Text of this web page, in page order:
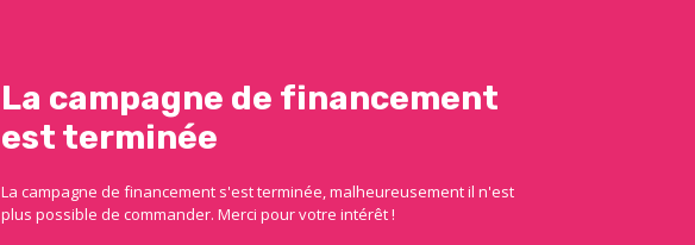
La campagne de financement
est terminée
La campagne de financement s'est terminée, malheureusement il n'est
plus possible de commander. Merci pour votre intérêt !